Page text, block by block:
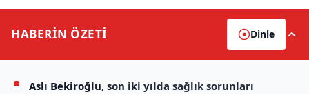
HABERİN ÖZETİ Dinle
Aslı Bekiroğlu, son iki yılda sağlık sorunları